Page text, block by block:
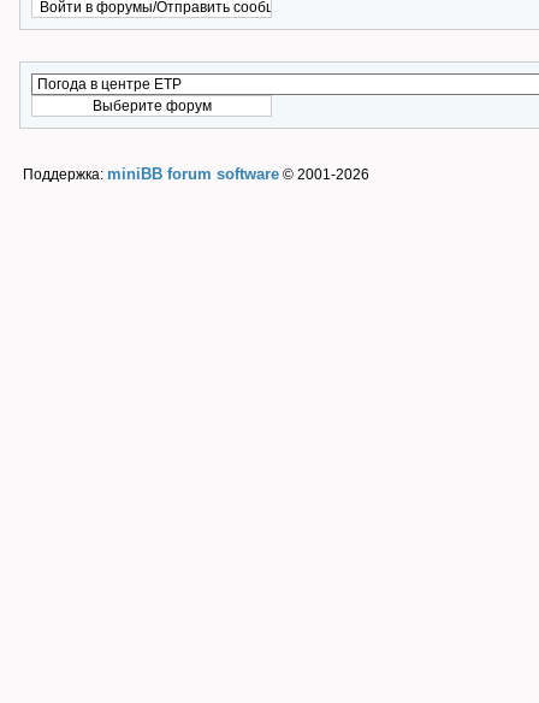
Поддержка: miniBB forum software © 2001-2026